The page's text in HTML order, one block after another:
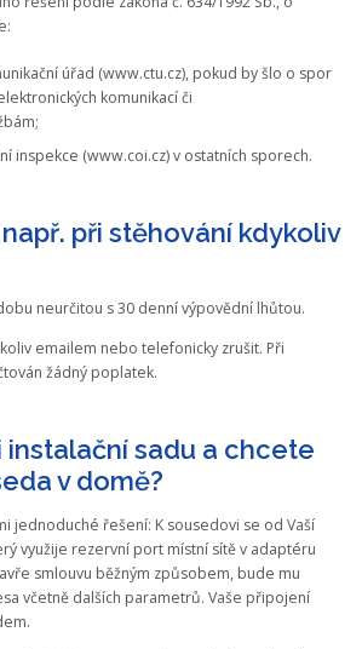
úřad (www.ctu.cz), pokud by šlo o spor
komunikací či
inspekce (www.coi.cz) v ostatních sporech.
při stěhování kdykoliv
neurčitou s 30 denní výpovědní lhůtou.
emailem nebo telefonicky zrušit. Při
žádný poplatek.
instalační sadu a chcete
v domě?
jednoduché řešení: K sousedovi se od Vaší
využije rezervní port místní sítě v adaptéru
smlouvu běžným způsobem, bude mu
včetně dalších parametrů. Vaše připojení